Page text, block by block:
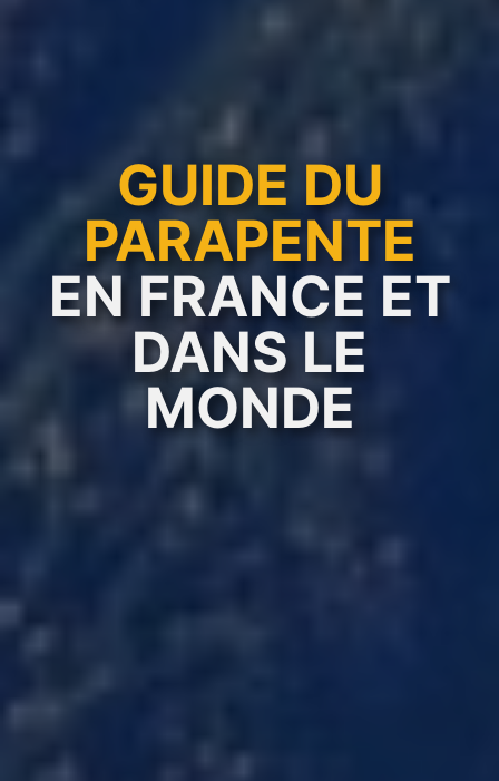
GUIDE DU
PARAPENTE
EN FRANCE ET
DANS LE
MONDE